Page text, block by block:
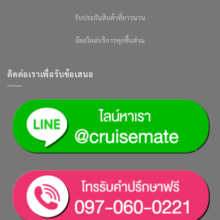
รับประกันสินค้าที่ยาวนาน
มีอะไหล่บริการทุกชิ้นส่วน
ติดต่อเราเพื่อรับข้อเสนอ